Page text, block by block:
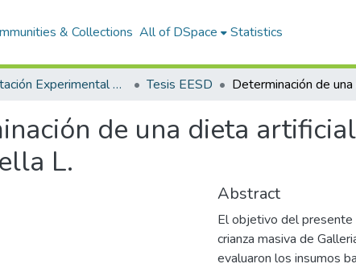
& Collections All of DSpace Statistics
5.- Estación Experimental Santo Domingo Tesis EESD
de una dieta
L.
Abstract
El objetivo del presente
crianza masiva de
evaluaron los insumos